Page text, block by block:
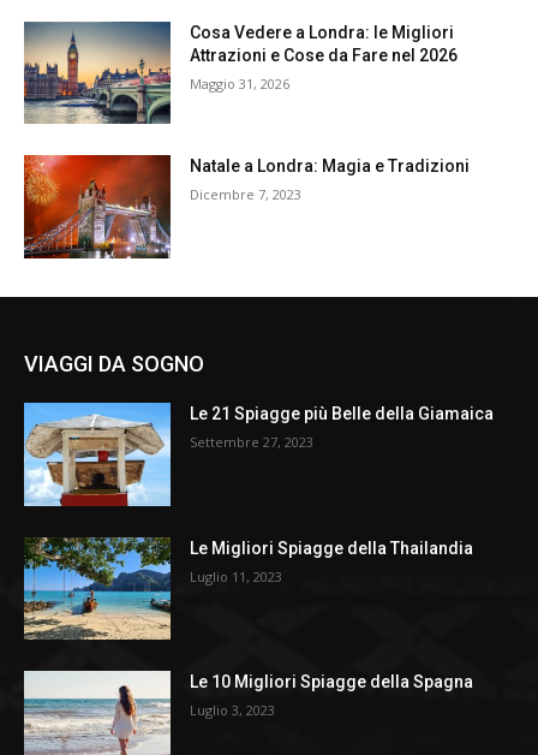
Cosa Vedere a Londra: le Migliori
Attrazioni e Cose da Fare nel 2026
Maggio 31, 2026
Natale a Londra: Magia e Tradizioni
Dicembre 7, 2023
VIAGGI DA SOGNO
Le 21 Spiagge più Belle della Giamaica
Settembre 27, 2023
Le Migliori Spiagge della Thailandia
Luglio 11, 2023
Le 10 Migliori Spiagge della Spagna
Luglio 3, 2023